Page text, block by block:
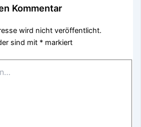
Kommentar
wird nicht veröffentlicht.
sind mit * markiert